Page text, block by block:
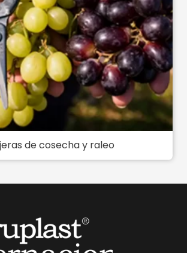
de cosecha y raleo